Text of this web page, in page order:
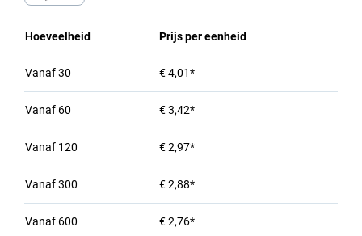
Hoeveelheid Prijs per eenheid
Vanaf30 € 4,01*
Vanaf 60 € 3,42*
Vanaf 120 € 2,97*
Vanaf300 € 2,88*
Vanaf 600 € 2,76*